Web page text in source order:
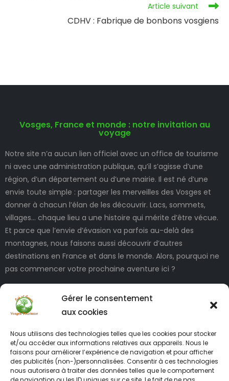
Gérer le consentement
aux cookies
Nous utilisons des technologies telles que les cookies pour stocker
et/ou accéder aux informations relatives aux appareils. Nous le
faisons pour améliorer l’expérience de navigation et pour afficher
des publicités (non-)personnalisées. Consentir à ces technologies
nous autorisera à traiter des données telles que le comportement
Article suivant
CDHV : Fabrique de bonbons vosgiens
Vosges, France et monde : notre invitation au
voyage
Notre site n’a aucun lien officiel avec un office de tourisme
ni avec une administration publique, qu’il s’agisse d’une
région, d’un département ou d’une mairie. Il est né d’une
envie toute simple : partager les merveilles des Vosges et
donner à chacun l’élan de les découvrir. Lacs, sommets,
villages… chaque lieu a une histoire qui mérite d’être vécue.
Et parce que l’envie d’évasion va parfois au-delà des
montagnes, nous faisons aussi découvrir d’autres
destinations en France et dans le monde. Alors, pourquoi ne
pas commencer votre prochaine aventure ici ?
INFORMATIONS LÉGALES